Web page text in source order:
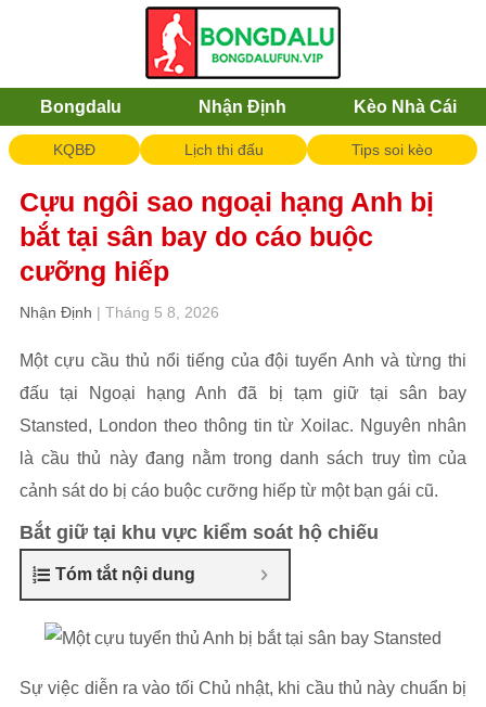
Bongdalu Nhận Định Kèo Nhà Cái
KQBĐ Lịch thi đấu Tips soi kèo
Cựu ngôi sao ngoại hạng Anh bị
bắt tại sân bay do cáo buộc
cưỡng hiếp
Nhận Định | Tháng 5 8, 2026
Một cựu cầu thủ nổi tiếng của đội tuyển Anh và từng thi
đấu tại Ngoại hạng Anh đã bị tạm giữ tại sân bay
Stansted, London theo thông tin từ Xoilac. Nguyên nhân
là cầu thủ này đang nằm trong danh sách truy tìm của
cảnh sát do bị cáo buộc cưỡng hiếp từ một bạn gái cũ.
Bắt giữ tại khu vực kiểm soát hộ chiếu
Tóm tắt nội dung
Sự việc diễn ra vào tối Chủ nhật, khi cầu thủ này chuẩn bị